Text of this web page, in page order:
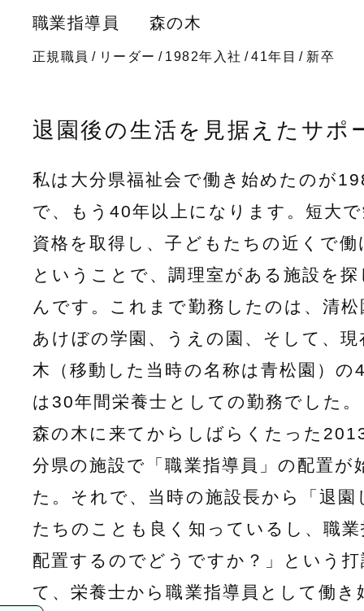
職業指導員 森の木
正規職員 リーダー 1982年入社 41年目 新卒
退園後の生活を見据えたサポ
私は大分県福祉会で働き始めたのが
で、もう40年以上になります。短大
資格を取得し、子どもたちの近くで働
ということで、調理室がある施設を
んです。これまで勤務したのは、清松
あけぼの学園、うえの園、そして、
木（移動した当時の名称は青松園）の
は30年間栄養士としての勤務でした。
森の木に来てからしばらくたった
分県の施設で「職業指導員」の配置が
た。それで、当時の施設長から「退園
たちのことも良く知っているし、職
配置するのでどうですか？」という
て、栄養士から職業指導員として働き